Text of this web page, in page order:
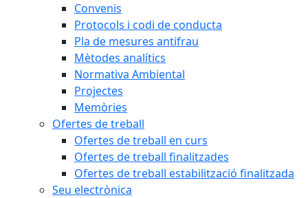
Convenis
Protocols i codi de conducta
Pla de mesures antifrau
Mètodes analítics
Normativa Ambiental
Projectes
Memòries
Ofertes de treball
Ofertes de treball en curs
Ofertes de treball finalitzades
Ofertes de treball estabilització finalitzada
Seu electrònica